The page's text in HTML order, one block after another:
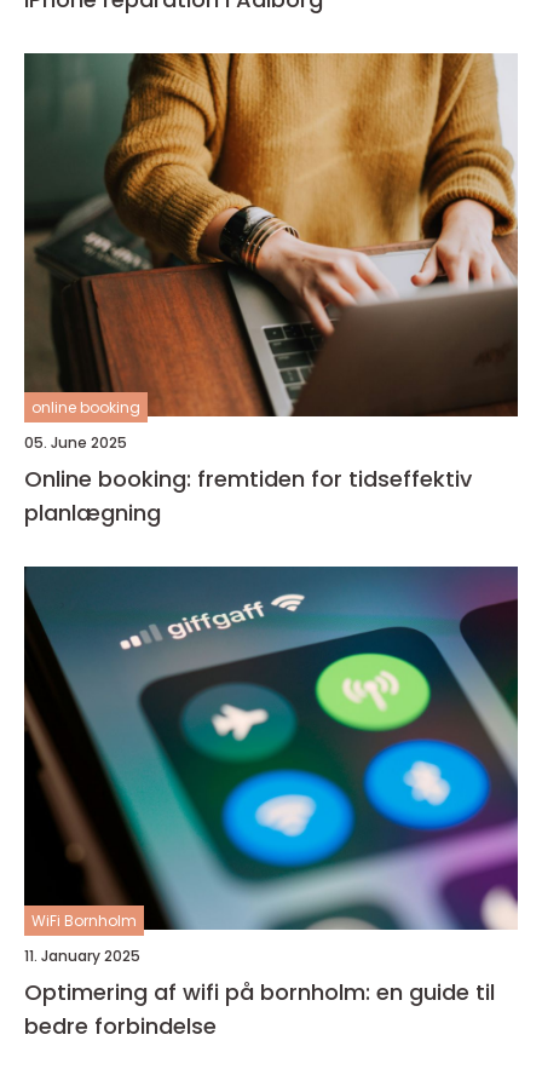
online booking
05. June 2025
Online booking: fremtiden for tidseffektiv
planlægning
WiFi Bornholm
11. January 2025
Optimering af wifi på bornholm: en guide til
bedre forbindelse